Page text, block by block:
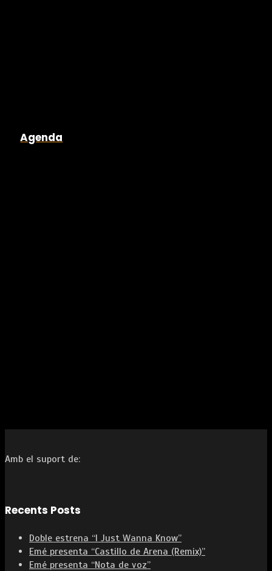
Agenda
Amb el suport de:
Recents Posts
Doble estrena “I Just Wanna Know”
Emé presenta “Castillo de Arena (Remix)”
Emé presenta “Nota de voz”